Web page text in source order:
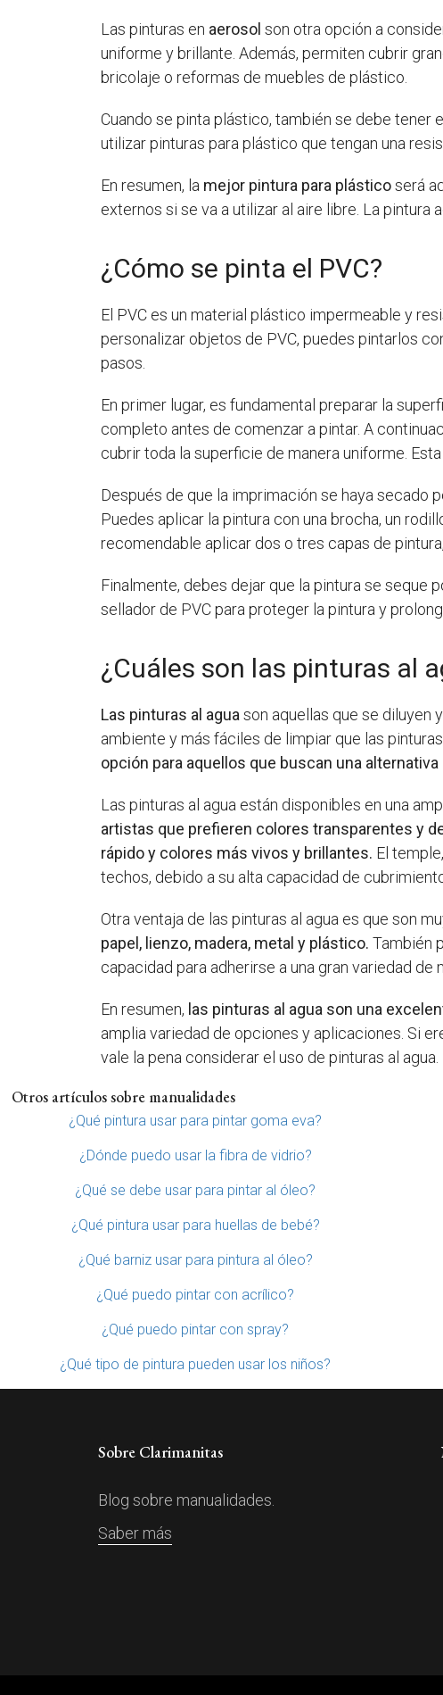
Las pinturas en aerosol son otra opción a
uniforme y brillante. Además, permiten cubrir
bricolaje o reformas de muebles de plástico.
Cuando se pinta plástico, también se debe tener
utilizar pinturas para plástico que tengan una
En resumen, la mejor pintura para plásticoserá
externos si se va a utilizar al aire libre. La
¿Cómo se pinta el PVC?
El PVC es un material plástico impermeable y
personalizar objetos de PVC, puedes pintarlos
pasos.
En primer lugar, es fundamental preparar la
completo antes de comenzar a pintar. A
cubrir toda la superficie de manera uniforme.
Después de que la imprimación se haya secado
Puedes aplicar la pintura con una brocha, un
recomendable aplicar dos o tres capas de
Finalmente, debes dejar que la pintura se seque
sellador de PVC para proteger la pintura y
¿Cuáles son las pinturas al
Las pinturas al agua son aquellas que se diluyen
ambiente y más fáciles de limpiar que las
opción para aquellos que buscan una
Las pinturas al agua están disponibles en una
artistas que prefieren colores transparentes y
rápido y colores más vivos y brillantes. El
techos, debido a su alta capacidad de
Otra ventaja de las pinturas al agua es que son
papel, lienzo, madera, metal y plástico. También
capacidad para adherirse a una gran variedad de
En resumen, las pinturas al agua son una
amplia variedad de opciones y aplicaciones. Si
vale la pena considerar el uso de pinturas al agua.
Otros artículos sobre manualidades
¿Qué pintura usar para pintar goma eva?
¿Dónde puedo usar la fibra de vidrio?
¿Qué se debe usar para pintar al óleo?
¿Qué pintura usar para huellas de bebé?
¿Qué barniz usar para pintura al óleo?
¿Qué puedo pintar con acrílico?
¿Qué puedo pintar con spray?
¿Qué tipo de pintura pueden usar los niños?
Sobre Clarimanitas
Blog sobre manualidades.
Saber más